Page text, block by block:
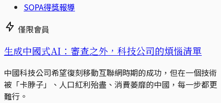
SOPA得獎報導
僅限會員
生成中國式AI：審查之外，科技公司的煩惱清單
中國科技公司希望復刻移動互聯網時期的成功，但在一個技術
被「卡脖子」、人口紅利殆盡、消費萎靡的中國，每一步都更
難行。